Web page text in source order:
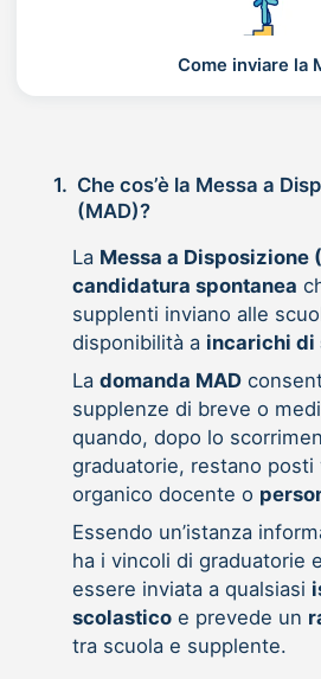
Come inviare la
1. Che cos’è la Messa a Disposizione
(MAD)?
La Messa a Disposizione
candidatura spontanea
supplenti inviano alle
disponibilità a incarichi di
La domanda MAD
supplenze di breve o
quando, dopo lo
graduatorie, restano posti
organico docente o
Essendo un’istanza
ha i vincoli di graduatorie
essere inviata a qualsiasi
scolasticoe prevede un
tra scuola e supplente.